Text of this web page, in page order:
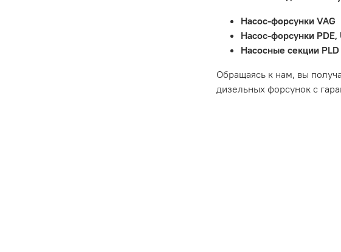
Насос-форсунки VAG
Насос-форсунки PDE,
Насосные секции PLD
Обращаясь к нам, вы
дизельных форсунок с